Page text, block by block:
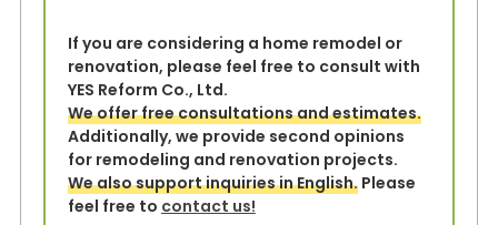
If you are considering a home remodel or
renovation, please feel free to consult with
YES Reform Co., Ltd.
We offer free consultations and estimates.
Additionally, we provide second opinions
for remodeling and renovation projects.
We also support inquiries in English.Please
feel free to contact us!